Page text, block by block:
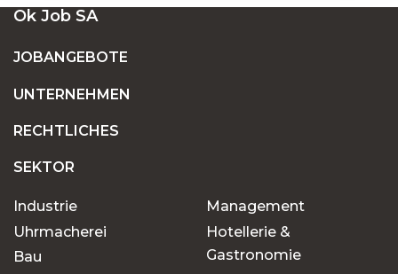
Ok Job SA
JOBANGEBOTE
UNTERNEHMEN
RECHTLICHES
SEKTOR
Industrie
Uhrmacherei
Bau
Management
Hotellerie &
Gastronomie